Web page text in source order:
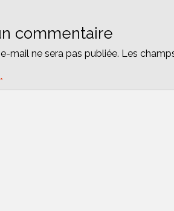
commentaire
mail ne sera pas publiée. Les
*